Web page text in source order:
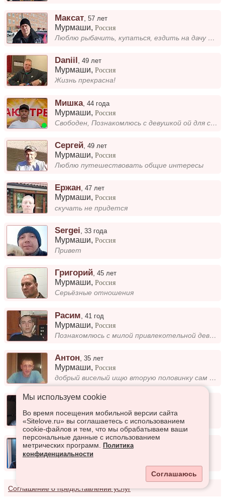
Максат ,57 лет
Мурмаши,Россия
Люблю рыбачить, купаться, ездить на дачу отдыхать, хочу построить серьезные отношения, дети взрослые и живут отдельно....
Daniil,49 лет
Мурмаши,Россия
Жизнь прекрасна!
Мишка,44 года
Мурмаши,Россия
Свободен, Познакомлюсь с девушкой ой для серьёзных отношений
Сергей ,49 лет
Мурмаши,Россия
Люблю путешествовать общие интересы
Ержан,47 лет
Мурмаши,Россия
скучать не придется
Sergei ,33 года
Мурмаши,Россия
Привет
Григорий,45 лет
Мурмаши,Россия
Серьёзные отношения
Расим ,41 год
Мурмаши,Россия
Познакомлюсь с милой привлекотельной девушкой. Для отношений. С больной головой мимо.
Антон ,35 лет
Мурмаши,Россия
добрый виселый ищю вторую половинку сам из Украины хозяйственный и ответственный!
Aleksei,48 лет
Мурмаши, Россия
В разводе
Курбонали ,57 лет
Мурмаши,
Соглашение о предоставлении услуг
Мы используем сookie
Во время посещения мобильной версии сайта
«Sitelove.ru» вы соглашаетесь с использованием
cookie-файлов и тем, что мы обрабатываем ваши
персональные данные с использованием
метрических программ.
Политика
конфиденциальности
Соглашаюсь